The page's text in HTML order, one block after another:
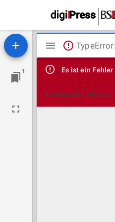
1
Mirador
Viewer
Es ist ein
Technische Details